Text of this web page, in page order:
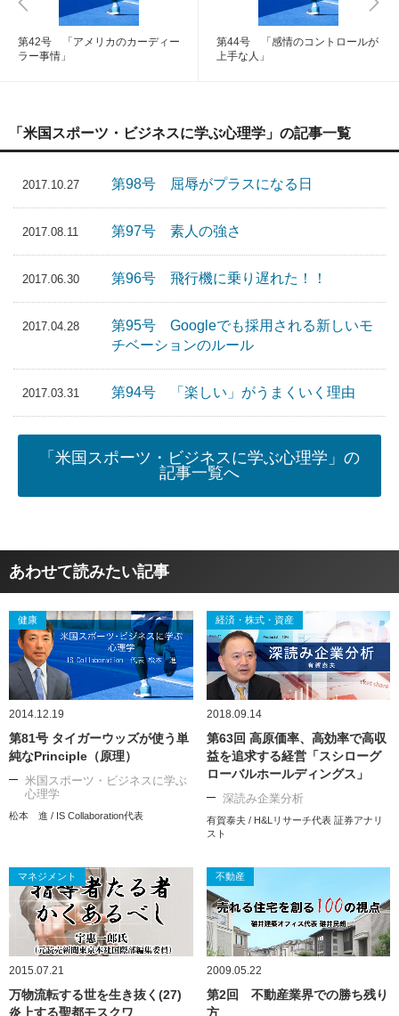
第42号 「アメリカのカーディー
ラー事情」
第44号 「感情のコントロールが
上手な人」
「米国スポーツ・ビジネスに学ぶ心理学」の記事一覧
2017.10.27 第98号 屈辱がプラスになる日
2017.08.11 第97号 素人の強さ
2017.06.30 第96号 飛行機に乗り遅れた！！
2017.04.28
第95号 Googleでも採用される新しいモ
チベーションのルール
2017.03.31 第94号 「楽しい」がうまくいく理由
「米国スポーツ・ビジネスに学ぶ心理学」の
記事一覧へ
あわせて読みたい記事
健康
2014.12.19
第81号 タイガーウッズが使う単
純なPrinciple（原理）
米国スポーツ・ビジネスに学ぶ
心理学
松本 進 / IS Collaboration代表
経済・株式・資産
2018.09.14
第63回 高原価率、高効率で高収
益を追求する経営「スシローグ
ローバルホールディングス」
深読み企業分析
有賀泰夫 / H&Lリサーチ代表 証券アナリ
スト
マネジメント
2015.07.21
万物流転する世を生き抜く(27)
炎上する聖都モスクワ
不動産
2009.05.22
第2回 不動産業界での勝ち残り
方